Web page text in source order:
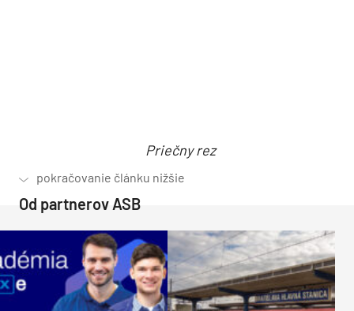
nie je vždy samozrejmosťou.“
OBNOVA A PRESTAVBA ZÁMKU V HALIČI
Investor:IMET, a. s.
Architektonická súťaž:2006
Súťažný návrh:Ing. arch. Igor Teplan, autorizovaný
architekt